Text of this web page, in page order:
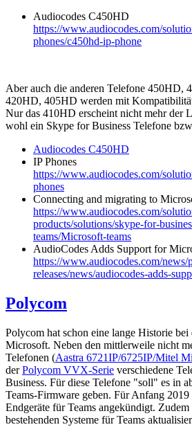
Audiocodes C450HD
https://www.audiocodes.com/
phones/c450hd-ip-phone
Aber auch die anderen Telefone
420HD, 405HD werden mit
Nur das 410HD erscheint nicht mehr der
wohl ein Skype for Business Telefone
Audiocodes C450HD
IP Phones
https://www.audiocodes.com/
phones
Connecting and migrating to
https://www.audiocodes.com/
products/solutions/skype-for-
teams/Microsoft-teams
AudioCodes Adds Support for
https://www.audiocodes.com/news/
releases/news/audiocodes-adds-
Polycom
Polycom hat schon eine lange Historie
Microsoft. Neben den mittlerweile nicht
Telefonen (Aastra 6721IP/6725IP/Mitel
derPolycom VVX-Serie verschiedene
Business. Für diese Telefone "soll" es in
Teams-Firmware geben. Für Anfang 2019
Endgeräte für Teams angekündigt.
bestehenden Systeme für Teams